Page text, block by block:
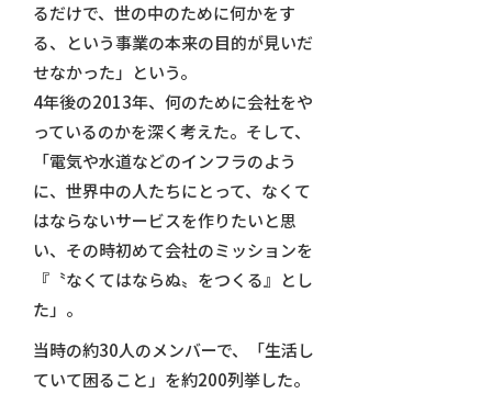
るだけで、世の中のために何かをす
る、という事業の本来の目的が見いだ
せなかった」という。
4年後の2013年、何のために会社をや
っているのかを深く考えた。そして、
「電気や水道などのインフラのよう
に、世界中の人たちにとって、なくて
はならないサービスを作りたいと思
い、その時初めて会社のミッションを
『〝なくてはならぬ〟をつくる』とし
た」。
当時の約30人のメンバーで、「生活し
ていて困ること」を約200列挙した。